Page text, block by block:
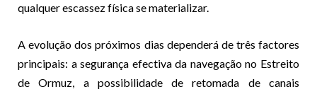
qualquer escassez física se materializar.
A evolução dos próximos dias dependerá de três factores
principais: a segurança efectiva da navegação no Estreito
de Ormuz, a possibilidade de retomada de canais